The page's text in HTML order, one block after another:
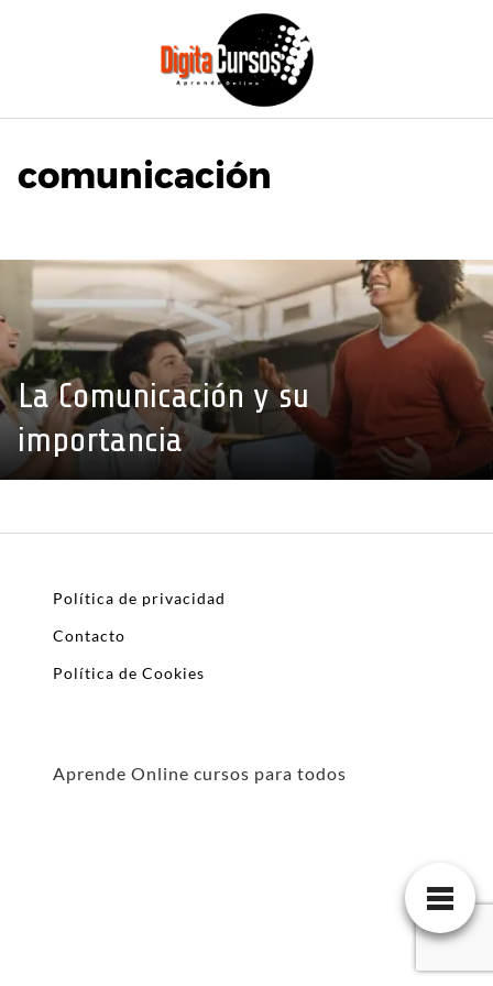
comunicación
La Comunicación y su
importancia
Política de privacidad
Contacto
Política de Cookies
Aprende Online cursos para todos